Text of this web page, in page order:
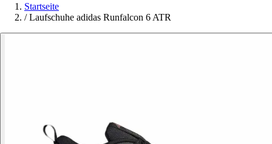
Startseite
/ Laufschuhe adidas Runfalcon 6 ATR